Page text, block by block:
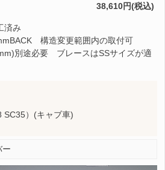
38,610円(税込)
済み
構造変更範囲内の取付可
別途必要 ブレースはSSサイズが適
SC35）(キャブ車)
ー